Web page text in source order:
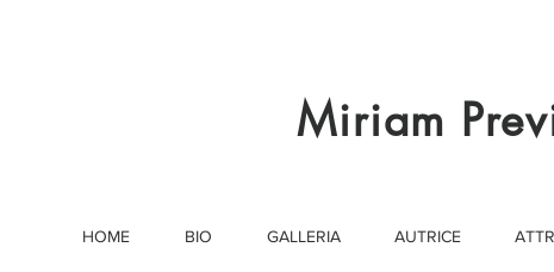
Miriam
HOME BIO GALLERIA AUTRICE